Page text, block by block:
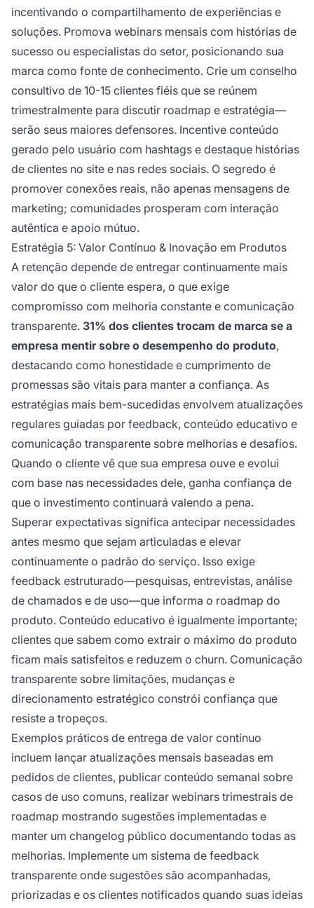
incentivando o compartilhamento de experiências e
soluções. Promova webinars mensais com histórias de
sucesso ou especialistas do setor, posicionando sua
marca como fonte de conhecimento. Crie um conselho
consultivo de 10-15 clientes fiéis que se reúnem
trimestralmente para discutir roadmap e estratégia—
serão seus maiores defensores. Incentive conteúdo
gerado pelo usuário com hashtags e destaque histórias
de clientes no site e nas redes sociais. O segredo é
promover conexões reais, não apenas mensagens de
marketing; comunidades prosperam com interação
autêntica e apoio mútuo.
Estratégia 5: Valor Contínuo & Inovação em Produtos
A retenção depende de entregar continuamente mais
valor do que o cliente espera, o que exige
compromisso com melhoria constante e comunicação
transparente. 31% dos clientes trocam de marca se a
empresa mentir sobre o desempenho do produto,
destacando como honestidade e cumprimento de
promessas são vitais para manter a confiança. As
estratégias mais bem-sucedidas envolvem atualizações
regulares guiadas por feedback, conteúdo educativo e
comunicação transparente sobre melhorias e desafios.
Quando o cliente vê que sua empresa ouve e evolui
com base nas necessidades dele, ganha confiança de
que o investimento continuará valendo a pena.
Superar expectativas significa antecipar necessidades
antes mesmo que sejam articuladas e elevar
continuamente o padrão do serviço. Isso exige
feedback estruturado—pesquisas, entrevistas, análise
de chamados e de uso—que informa o roadmap do
produto. Conteúdo educativo é igualmente importante;
clientes que sabem como extrair o máximo do produto
ficam mais satisfeitos e reduzem o churn. Comunicação
transparente sobre limitações, mudanças e
direcionamento estratégico constrói confiança que
resiste a tropeços.
Exemplos práticos de entrega de valor contínuo
incluem lançar atualizações mensais baseadas em
pedidos de clientes, publicar conteúdo semanal sobre
casos de uso comuns, realizar webinars trimestrais de
roadmap mostrando sugestões implementadas e
manter um changelog público documentando todas as
melhorias. Implemente um sistema de feedback
transparente onde sugestões são acompanhadas,
priorizadas e os clientes notificados quando suas ideias